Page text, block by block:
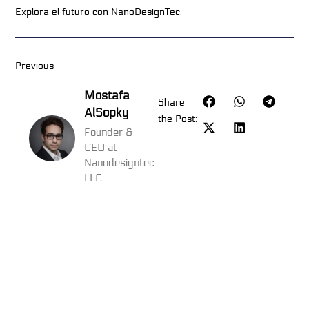
Explora el futuro con NanoDesignTec.
Previous
Mostafa
AlSopky
Founder &
CEO at
Nanodesigntec
LLC
Share
the Post: